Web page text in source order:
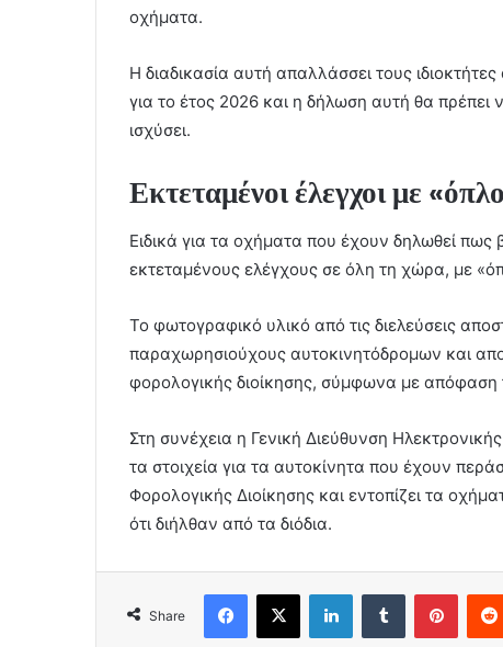
οχήματα.
Η διαδικασία αυτή απαλλάσσει τους
για το έτος 2026 και η δήλωση αυτή θα
ισχύσει.
Εκτεταμένοι έλεγχοι με
Ειδικά για τα οχήματα που έχουν δηλωθεί πως
εκτεταμένους ελέγχους σε όλη τη χώρα, με
Το φωτογραφικό υλικό από τις διελεύσεις
παραχωρησιούχους αυτοκινητόδρομων και
φορολογικής διοίκησης, σύμφωνα με απόφαση
Στη συνέχεια η Γενική Διεύθυνση
τα στοιχεία για τα αυτοκίνητα που έχουν
Φορολογικής Διοίκησης και εντοπίζει τα
ότι διήλθαν από τα διόδια.
Share
Facebook
X LinkedInTumblr